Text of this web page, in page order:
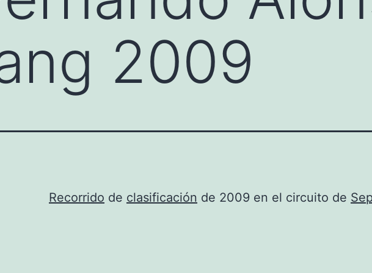
2009
Recorrido de clasificación de 2009 en el circuito de